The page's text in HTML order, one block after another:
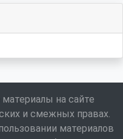
на сайте
и смежных правах.
материалов